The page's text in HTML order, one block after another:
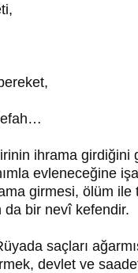
ihrama girdiğini
evleneceğine
girmesi, ölüm ile
da bir nevî kefendir.
saçları
devlet ve